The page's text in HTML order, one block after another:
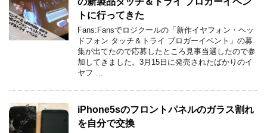
トに行ってきた
Fans:Fansでロジクールの「新作イヤフォン・ヘッ
ドフォン タッチ＆トライ ブロガーイベント」の募
集が出てたので応募したところ見事当選したので参
加してきました。3月15日に発売されたばかりのイ
ヤフ …
iPhone5sのフロントパネルのガラス割れ
を自分で交換